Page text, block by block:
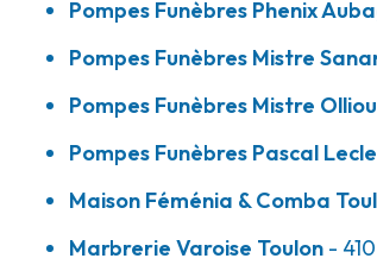
Pianetti - Brignoles
Louis-83170 Brignoles
l'agence 04 87 79 05 54
Pompes Funèbres Phenix
Pompes Funèbres Mistre
Pompes Funèbres Mistre
Pompes Funèbres Pascal
Maison Féménia & Comba
Marbrerie Varoise Toulon -